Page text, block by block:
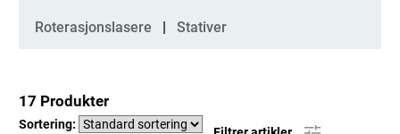
Roterasjonslasere Stativer
17 Produkter
Sortering: